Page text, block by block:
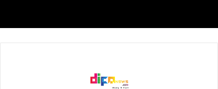
Castano asal Argentina menang angka atas Teixeira asal